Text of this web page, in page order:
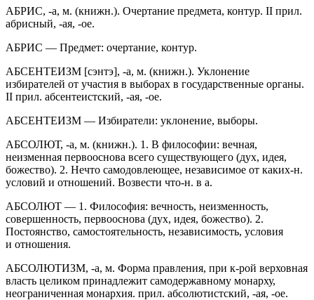
АБРИС, -а, м. (книжн.). Очертание предмета, контур. II прил.
абрисный, -ая, -ое.
АБРИС — Предмет: очертание, контур.
АБСЕНТЕИЗМ [сэнтэ], -а, м. (книжн.). Уклонение
избирателей от участия в выборах в государственные органы.
II прил. абсентеистский, -ая, -ое.
АБСЕНТЕИЗМ — Избиратели: уклонение, выборы.
АБСОЛЮТ, -а, м. (книжн.). 1. В философии: вечная,
неизменная первооснова всего существующего (дух, идея,
божество). 2. Нечто самодовлеющее, независимое от каких-н.
условий и отношений. Возвести что-н. в а.
АБСОЛЮТ — 1. Философия: вечность, неизменность,
совершенность, первооснова (дух, идея, божество). 2.
Постоянство, самостоятельность, независимость, условия
и отношения.
АБСОЛЮТИЗМ, -а, м. Форма правления, при к-рой верховная
власть целиком принадлежит самодержавному монарху,
неограниченная монархия. прил. абсолютистский, -ая, -ое.